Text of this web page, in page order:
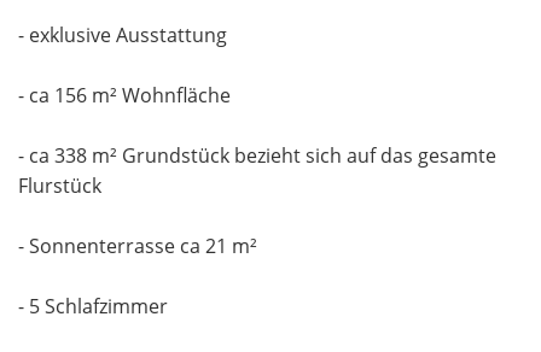
- exklusive Ausstattung
- ca 156 m² Wohnfläche
- ca 338 m² Grundstück bezieht sich auf das gesamte
Flurstück
- Sonnenterrasse ca 21 m²
- 5 Schlafzimmer